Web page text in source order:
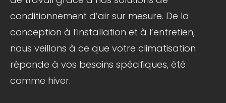
conditionnement d’air sur mesure. De la
conception à l’installation et à l’entretien,
nous veillons à ce que votre climatisation
réponde à vos besoins spécifiques, été
comme hiver.